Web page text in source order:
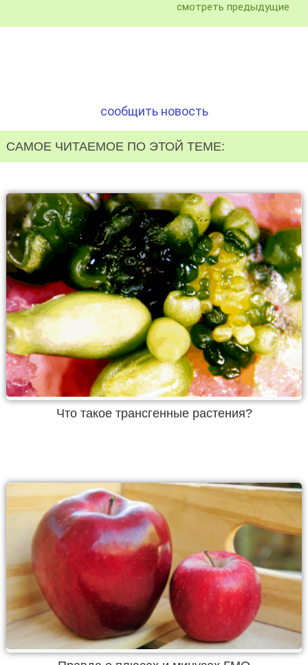
смотреть предыдущие
сообщить новость
САМОЕ ЧИТАЕМОЕ ПО ЭТОЙ ТЕМЕ:
Что такое трансгенные растения?